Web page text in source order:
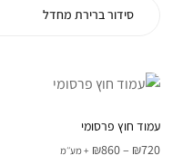
סידור ברירת מחדל
עמוד חוץ פרסומי
₪720
–
₪860 + מע׳׳מ